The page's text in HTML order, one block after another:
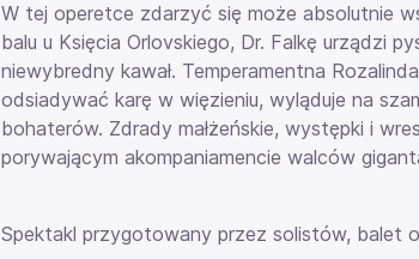
W tej operetce zdarzyć się może absolutnie
balu u Księcia Orlovskiego, Dr. Falkę urządzi
niewybredny kawał. Temperamentna
odsiadywać karę w więzieniu, wyląduje na
bohaterów. Zdrady małżeńskie, występki i
porywającym akompaniamencie walców
Spektakl przygotowany przez solistów, balet